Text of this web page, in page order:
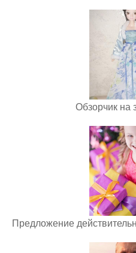
Обзорчик на
Предложение